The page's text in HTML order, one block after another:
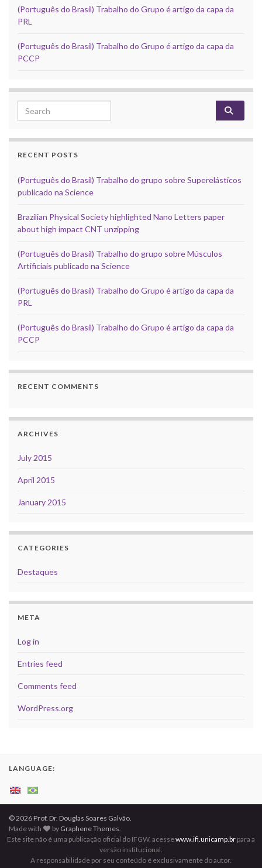
(Português do Brasil) Trabalho do Grupo é artigo da capa da
PRL
(Português do Brasil) Trabalho do Grupo é artigo da capa da
PCCP
Search for:
RECENT POSTS
(Português do Brasil) Trabalho do grupo sobre Superelásticos
publicado na Science
Brazilian Physical Society highlighted Nano Letters paper
about high impact CNT unzipping
(Português do Brasil) Trabalho do grupo sobre Músculos
Artificiais publicado na Science
(Português do Brasil) Trabalho do Grupo é artigo da capa da
PRL
(Português do Brasil) Trabalho do Grupo é artigo da capa da
PCCP
RECENT COMMENTS
ARCHIVES
July 2015
April 2015
January 2015
CATEGORIES
Destaques
META
Log in
Entries feed
Comments feed
WordPress.org
LANGUAGE:
© 2026 Prof. Dr. Douglas Soares Galvão.
Made with
by Graphene Themes.
Este site não é uma publicação oficial do IFGW, acessewww.ifi.unicamp.br para a
versão institucional.
A responsabilidade por seu conteúdo é exclusivamente do autor.